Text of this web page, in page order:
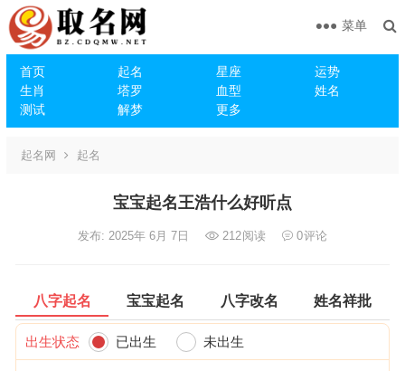
首页 起名 星座
运势
生肖
塔罗 血型
姓名
测试
解梦 更多
菜单
起名网 起名
宝宝起名王浩什么好听点
发布: 2025年 6月 7日 212阅读 0评论
八字起名 宝宝起名 八字改名 姓名祥批
出生状态 已出生 未出生